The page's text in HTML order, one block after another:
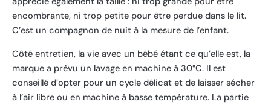
encombrante, ni trop petite pour être perdue dans le lit.
C’est un compagnon de nuit à la mesure de l’enfant.
Côté entretien, la vie avec un bébé étant ce qu’elle est, la
marque a prévu un lavage en machine à 30°C. Il est
conseillé d’opter pour un cycle délicat et de laisser sécher
à l’air libre ou en machine à basse température. La partie